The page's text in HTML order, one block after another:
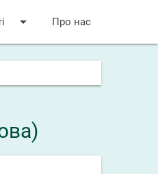
arrow_drop_down Про нас